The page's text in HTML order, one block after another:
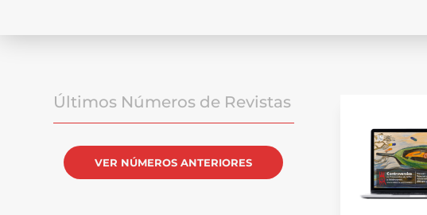
Últimos Números de Revistas
VER NÚMEROS ANTERIORES